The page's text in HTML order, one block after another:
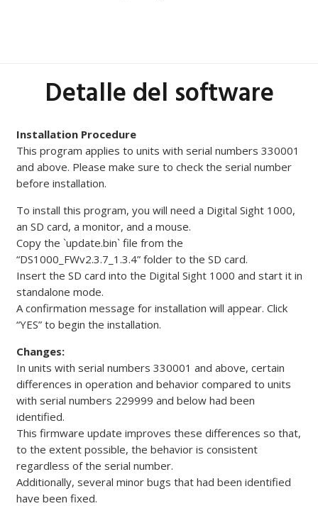
Detalle del software
Installation Procedure
This program applies to units with serial numbers 330001
and above. Please make sure to check the serial number
before installation.
To install this program, you will need a Digital Sight 1000,
an SD card, a monitor, and a mouse.
Copy the `update.bin` file from the
“DS1000_FWv2.3.7_1.3.4” folder to the SD card.
Insert the SD card into the Digital Sight 1000 and start it in
standalone mode.
A confirmation message for installation will appear. Click
“YES” to begin the installation.
Changes:
In units with serial numbers 330001 and above, certain
differences in operation and behavior compared to units
with serial numbers 229999 and below had been
identified.
This firmware update improves these differences so that,
to the extent possible, the behavior is consistent
regardless of the serial number.
Additionally, several minor bugs that had been identified
have been fixed.